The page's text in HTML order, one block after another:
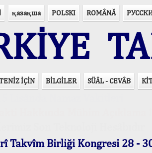
қазақша POLSKI ROMÂNĂ
İÇİN BİLGİLER SÜÂL - CEVÂB
Takvîm Birliği Kongresi 28 -